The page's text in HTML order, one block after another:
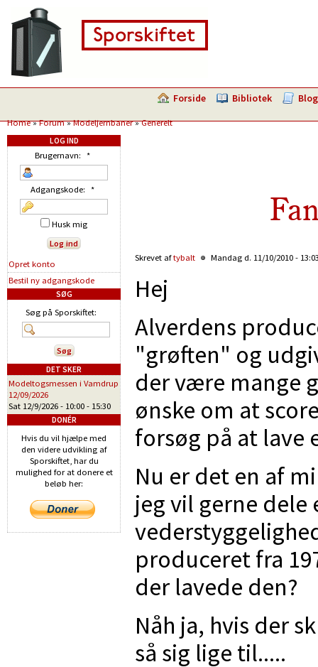
Forside Bibliotek Blog
Home»Forum»Modeljernbaner»Generelt
Skrevet aftybalt Mandag d. 11/10/2010 -
Hej
Alverdens
"grøften" og
der være mange
ønske om at
forsøg på at lave
Nu er det en af
jeg vil gerne dele
produceret fra
der lavede den?
Nåh ja, hvis der
så sig lige til.....
LOG IND
Brugernavn: *
Adgangskode: *
Husk mig
Opret konto
Bestil ny adgangskode
SØG
Søg på Sporskiftet:
DET SKER
Modeltogsmessen i Vamdrup
12/09/2026
Sat 12/9/2026 - 10:00 - 15:30
DONÉR
Hvis du vil hjælpe med
den videre udvikling af
Sporskiftet, har du
mulighed for at donere et
beløb her: